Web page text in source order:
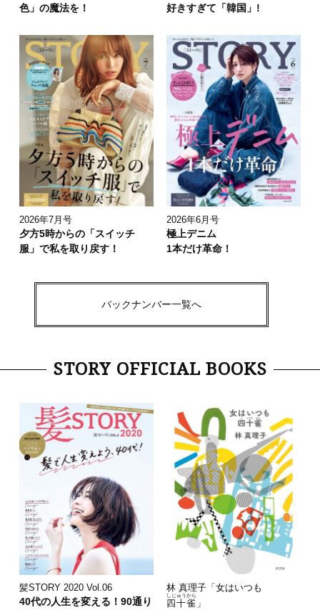
色」の魔法を！
好きすぎて「韓国」!
2026年7月号
夕方5時からの「スイッチ
服」で私を取り戻す！
2026年6月号
極上デニム
1本だけ革命！
バックナンバー一覧へ
STORY OFFICIAL BOOKS
髪STORY 2020 Vol.06
40代の人生を変える！90通り
林 真理子「女はいつも
四十雀
しじゅうから
」